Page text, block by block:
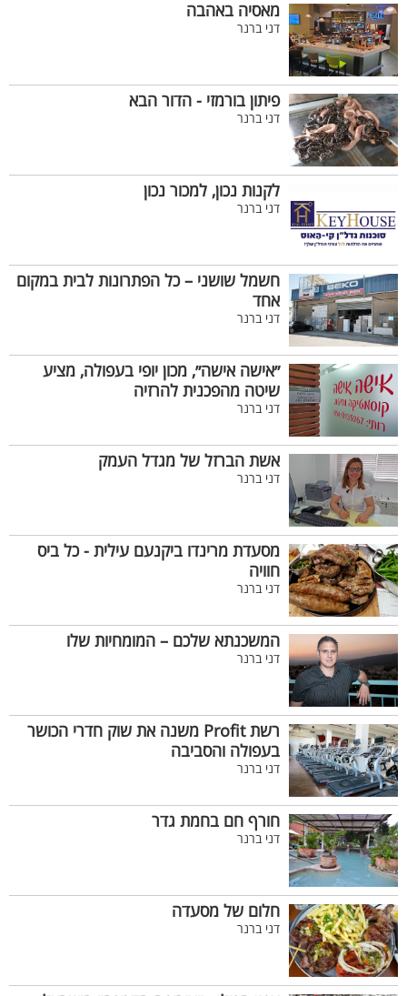
מאסיה באהבה
דני ברנר
פיתון בורמזי - הדור הבא
דני ברנר
לקנות נכון, למכור נכון
דני ברנר
חשמל שושני – כל הפתרונות לבית במקום
אחד
דני ברנר
״אישה אישה״, מכון יופי בעפולה, מציע
שיטה מהפכנית להרזיה
דני ברנר
אשת הברזל של מגדל העמק
דני ברנר
מסעדת מרינדו ביקנעם עילית - כל ביס
חוויה
דני ברנר
המשכנתא שלכם – המומחיות שלו
דני ברנר
רשת Profit משנה את שוק חדרי הכושר
בעפולה והסביבה
דני ברנר
חורף חם בחמת גדר
דני ברנר
חלום של מסעדה
דני ברנר